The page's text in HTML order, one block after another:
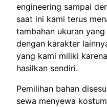
engineering sampai
saat ini kami terus
tambahan ukuran
dengan karakter
yang kami miliki
hasilkan sendiri.
Pemilihan bahan
sewa menyewa